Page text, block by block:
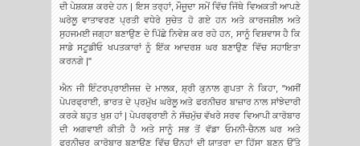
ਦੀ ਪੇਸ਼ਕਸ਼ ਕਰਦੇ ਹਨ | ਇਸ ਤਰ੍ਹਾਂ, ਮੌਜੂਦਾ ਸਮੇਂ ਵਿੱਚ ਜਿੱਥੇ ਵਿਅਕਤੀ ਆਪਣੇ
ਘਰੇਲੂ ਵਾਤਾਵਰਣ ਪ੍ਰਤੀ ਵਧੇਰੇ ਸੁਚੇਤ ਹੋ ਗਏ ਹਨ ਅਤੇ ਕਾਰਜਸ਼ੀਲ ਅਤੇ
ਸੁਹਜਮਈ ਜਗ੍ਹਾ ਬਣਾਉਣ ਦੇ ਪਿੱਛੇ ਨਿਵੇਸ਼ ਕਰ ਰਹੇ ਹਨ, ਸਾਨੂੰ ਵਿਸ਼ਵਾਸ ਹੈ ਕਿ
ਸਾਡੇ ਸਟੂਡੀਓ ਖਪਤਕਾਰਾਂ ਨੂੰ ਇੱਕ ਆਦਰਸ਼ ਘਰ ਬਣਾਉਣ ਵਿੱਚ ਸਹਾਇਤਾ
ਕਰਨਗੇ |"
ਐਨ ਜੀ ਇੰਟਰਪ੍ਰਾਈਜਜ਼ ਦੇ ਮਾਲਕ, ਸ਼੍ਰੀ ਕੁਨਾਲ ਗੁਪਤਾ ਨੇ ਕਿਹਾ, "ਅਸੀਂ
ਪੇਪਰਫ੍ਰਾਈ, ਭਾਰਤ ਦੇ ਪ੍ਰਮੁੱਖ ਘਰੇਲੂ ਅਤੇ ਫਰਨੀਚਰ ਬਾਜ਼ਾਰ ਨਾਲ ਸਾਂਝੇਦਾਰੀ
ਕਰਕੇ ਬਹੁਤ ਖੁਸ਼ ਹਾਂ | ਪੇਪਰਫ੍ਰਾਈ ਨੇ ਸੱਚਮੁੱਚ ਵੱਖਰੇ ਸਰਵ ਵਿਆਪੀ ਕਾਰੋਬਾਰ
ਦੀ ਅਗਵਾਈ ਕੀਤੀ ਹੈ ਅਤੇ ਸਾਨੂੰ ਸਭ ਤੋਂ ਵੱਡਾ ਓਮਨੀ-ਚੈਨਲ ਘਰ ਅਤੇ
ਫਰਨੀਚਰ ਕਾਰੋਬਾਰ ਬਣਾਉਣ ਵਿੱਚ ਉਨ੍ਹਾਂ ਦੀ ਯਾਤਰਾ ਦਾ ਹਿੱਸਾ ਬਣਨ ਉੱਤੇ